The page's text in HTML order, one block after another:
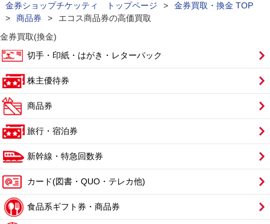
金券ショップチケッティ トップページ >
金券買取・換金 TOP
>
商品券 >
エコス商品券の高価買取
金券買取(換金)
切手・印紙・はがき・レターパック
株主優待券
商品券
旅行・宿泊券
新幹線・特急回数券
カード(図書・QUO・テレカ他)
食品系ギフト券・商品券